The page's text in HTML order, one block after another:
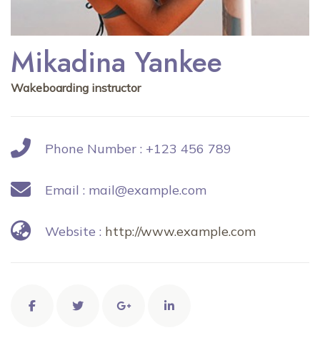
Mikadina Yankee
Wakeboarding instructor
Phone Number : +123 456 789
Email : mail@example.com
Website : http://www.example.com